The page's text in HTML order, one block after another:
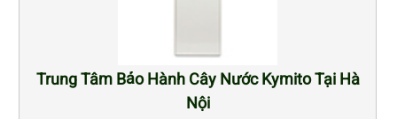
Trung Tâm Bảo Hành Cây Nước Kymito Tại Hà
Nội